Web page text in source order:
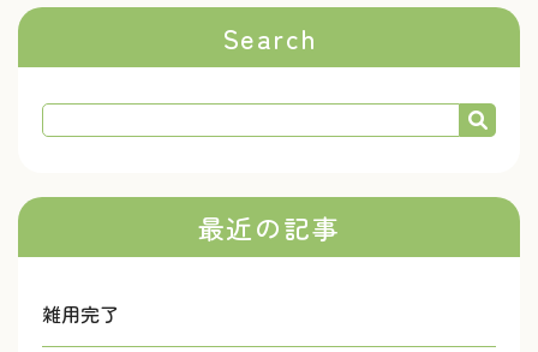
Search
最近の記事
雑用完了